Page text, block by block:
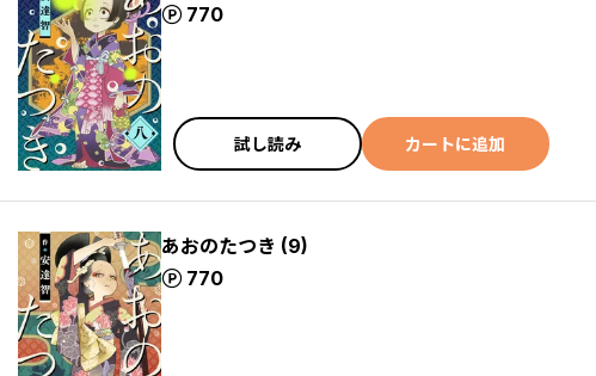
770
ポイント
試し読み カートに追加
あおのたつき (9)
770
ポイント